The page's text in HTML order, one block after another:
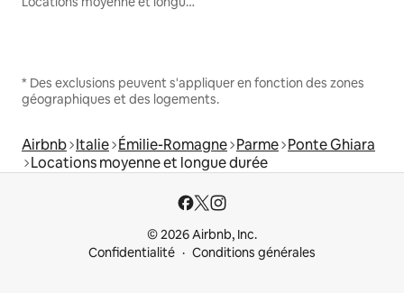
* Des exclusions peuvent s'appliquer en fonction des zones
géographiques et des logements.
Airbnb Italie Émilie-Romagne Parme Ponte Ghiara
Locations moyenne et longue durée
© 2026 Airbnb, Inc.
Confidentialité
Conditions générales